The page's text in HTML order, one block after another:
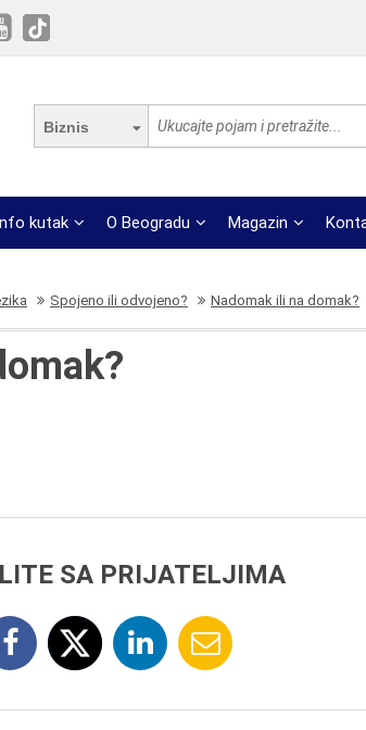
Biznis
kutak O Beogradu Magazin
Spojeno ili odvojeno? Nadomak ili na domak?
SA PRIJATELJIMA